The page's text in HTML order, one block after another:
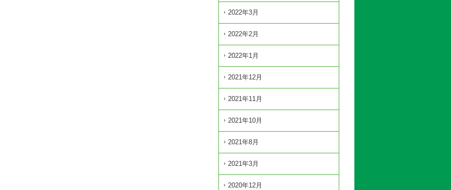
2022年3月
2022年2月
2022年1月
2021年12月
2021年11月
2021年10月
2021年8月
2021年3月
2020年12月